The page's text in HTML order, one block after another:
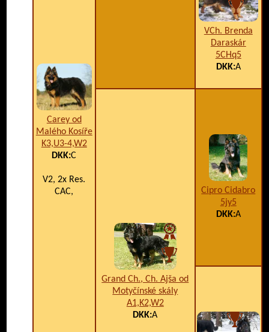
Carey od
Malého Kosíře
K3,U3-4,W2
DKK:C
V2, 2x Res.
CAC,
VCh. Brenda
Daraskár
5CHq5
DKK:A
Grand Ch., Ch. Ajša od
Motyčínské skály
A1,K2,W2
DKK:A
Cipro Cidabro
5jy5
DKK:A